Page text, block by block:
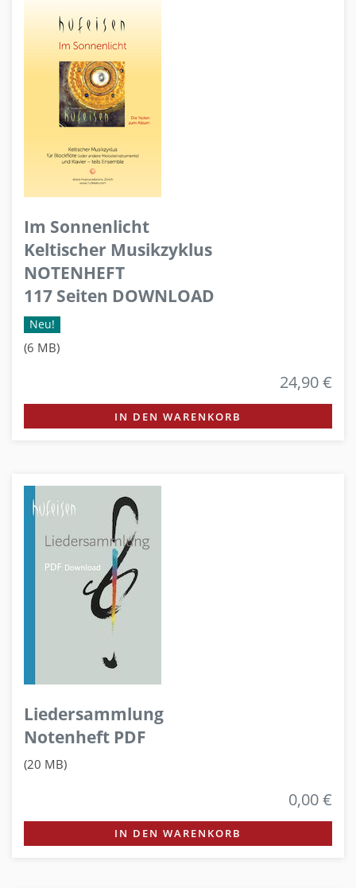
Im Sonnenlicht
Keltischer Musikzyklus
NOTENHEFT
117 Seiten DOWNLOAD
Neu!
(6 MB)
24,90 €
IN DEN WARENKORB
Liedersammlung
Notenheft PDF
(20 MB)
0,00 €
IN DEN WARENKORB